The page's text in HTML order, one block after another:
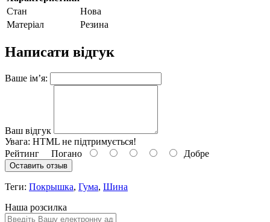
Стан
Нова
Матеріал
Резина
Написати відгук
Ваше ім’я:
Ваш відгук
Увага: HTML не підтримується!
Рейтинг Погано Добре
Оставить отзыв
Теги: Покрышка, Гума, Шина
Наша розсилка